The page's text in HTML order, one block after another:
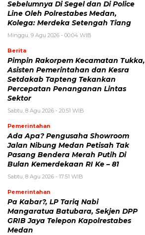
Sebelumnya Di Segel dan Di Police
Line Oleh Polrestabes Medan,
Kolega: Merdeka Setengah Tiang
Minggu, 9 Agu 2026 - 00:04 WIB
Berita
Pimpin Rakorpem Kecamatan Tukka,
Asisten Pemerintahan dan Kesra
Setdakab Tapteng Tekankan
Percepatan Penanganan Lintas
Sektor
Sabtu, 8 Agu 2026 - 20:51 WIB
Pemerintahan
Ada Apa? Pengusaha Showroom
Jalan Nibung Medan Petisah Tak
Pasang Bendera Merah Putih Di
Bulan Kemerdekaan RI Ke – 81
Sabtu, 8 Agu 2026 - 17:51 WIB
Pemerintahan
Pa Kabar?, LP Tariq Nabi
Mangaratua Batubara, Sekjen DPP
GRIB Jaya Telepon Kapolrestabes
Medan